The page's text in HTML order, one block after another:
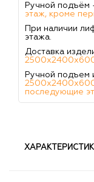
Ручной подъём
этаж, кроме
При наличии
этажа.
Доставка
Ручной подъем
последующие